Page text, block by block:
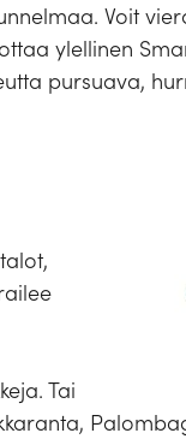
Voit
ylellinen
pursuava,
Tai